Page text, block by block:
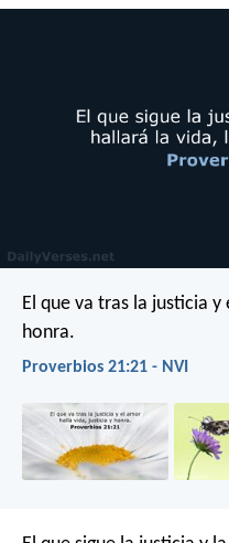
El que va tras la justicia y
honra.
Proverbios 21:21 - NVI